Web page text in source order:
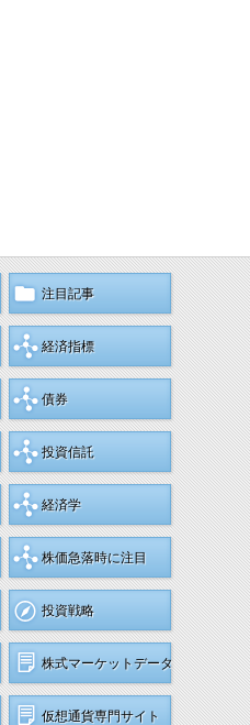
注目記事
経済指標
債券
投資信託
経済学
株価急落時に注目
投資戦略
株式マーケットデータ
仮想通貨専門サイト